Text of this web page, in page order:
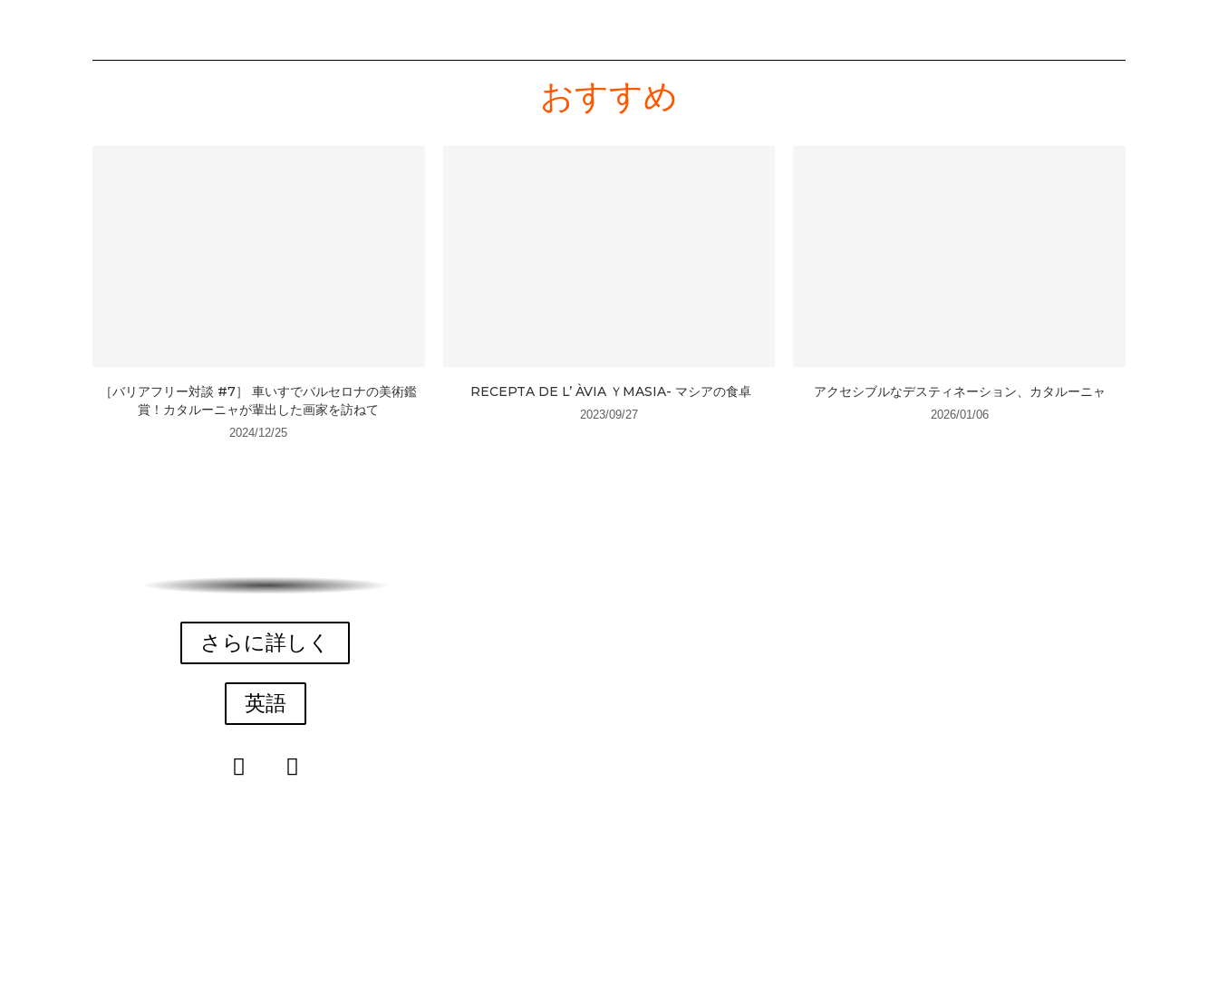
おすすめ
［バリアフリー対談 #7］ 車いすでバルセロナの美術鑑
賞！カタルーニャが輩出した画家を訪ねて
2024/12/25
RECEPTA DE L’ ÀVIA ＹMASIA- マシアの食卓
2023/09/27
アクセシブルなデスティネーション、カタルーニャ
2026/01/06
さらに詳しく
英語